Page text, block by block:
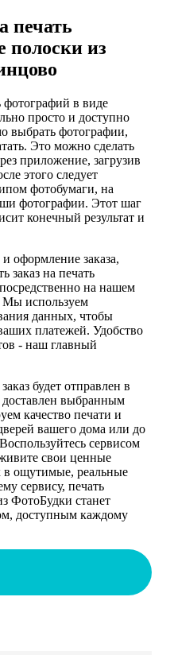
печать
полоски из
фотографий в виде
просто и доступно
выбрать фотографии,
Это можно сделать
приложение, загрузив
этого следует
фотобумаги, на
фотографии. Этот шаг
конечный результат и
оформление заказа,
заказ на печать
на нашем
Мы используем
данных, чтобы
платежей. Удобство
- наш главный
будет отправлен в
доставлен выбранным
качество печати и
вашего дома или до
сервисом
свои ценные
в ощутимые, реальные
сервису, печать
ФотоБудки станет
доступным каждому